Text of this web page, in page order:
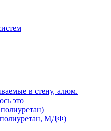
в стену, алюм.
это
полиуретан, МДФ)